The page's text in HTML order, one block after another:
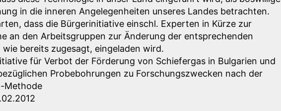
in die inneren Angelegenheiten unseres Landes betrachten.
dass die Bürgerinitiative einschl. Experten in Kürze zur
an den Arbeitsgruppen zur Änderung der entsprechenden
wie bereits zugesagt, eingeladen wird.
für Verbot der Förderung von Schiefergas in Bulgarien und
Probebohrungen zu Forschungszwecken nach der
Methode